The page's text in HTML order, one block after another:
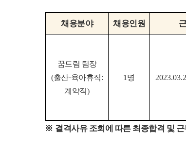
채용분야 채용인원
꿈드림 팀장
(출산·육아휴직:
계약직)
1 명
※ 결격사유 조회에 따른 최종합격 및